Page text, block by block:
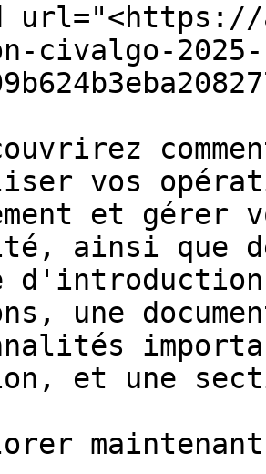
civalgo-
vos
et gérer
ainsi que
une
et une
maintenant